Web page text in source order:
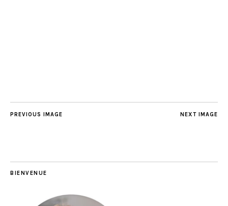
NEXT IMAGE
PREVIOUS IMAGE
BIENVENUE